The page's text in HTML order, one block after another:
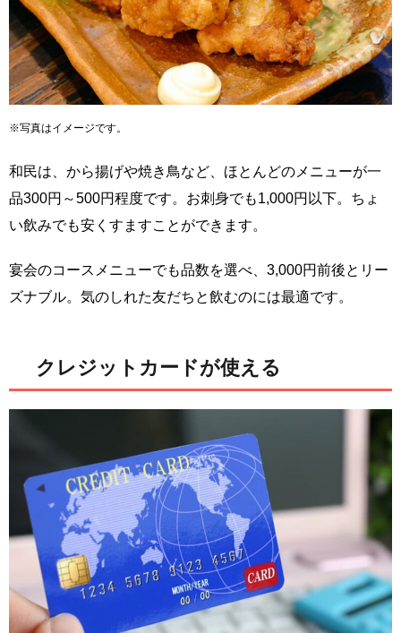
※写真はイメージです。
和民は、から揚げや焼き鳥など、ほとんどのメニューが一
品300円～500円程度です。お刺身でも1,000円以下。ちょ
い飲みでも安くすますことができます。
宴会のコースメニューでも品数を選べ、3,000円前後とリー
ズナブル。気のしれた友だちと飲むのには最適です。
クレジットカードが使える